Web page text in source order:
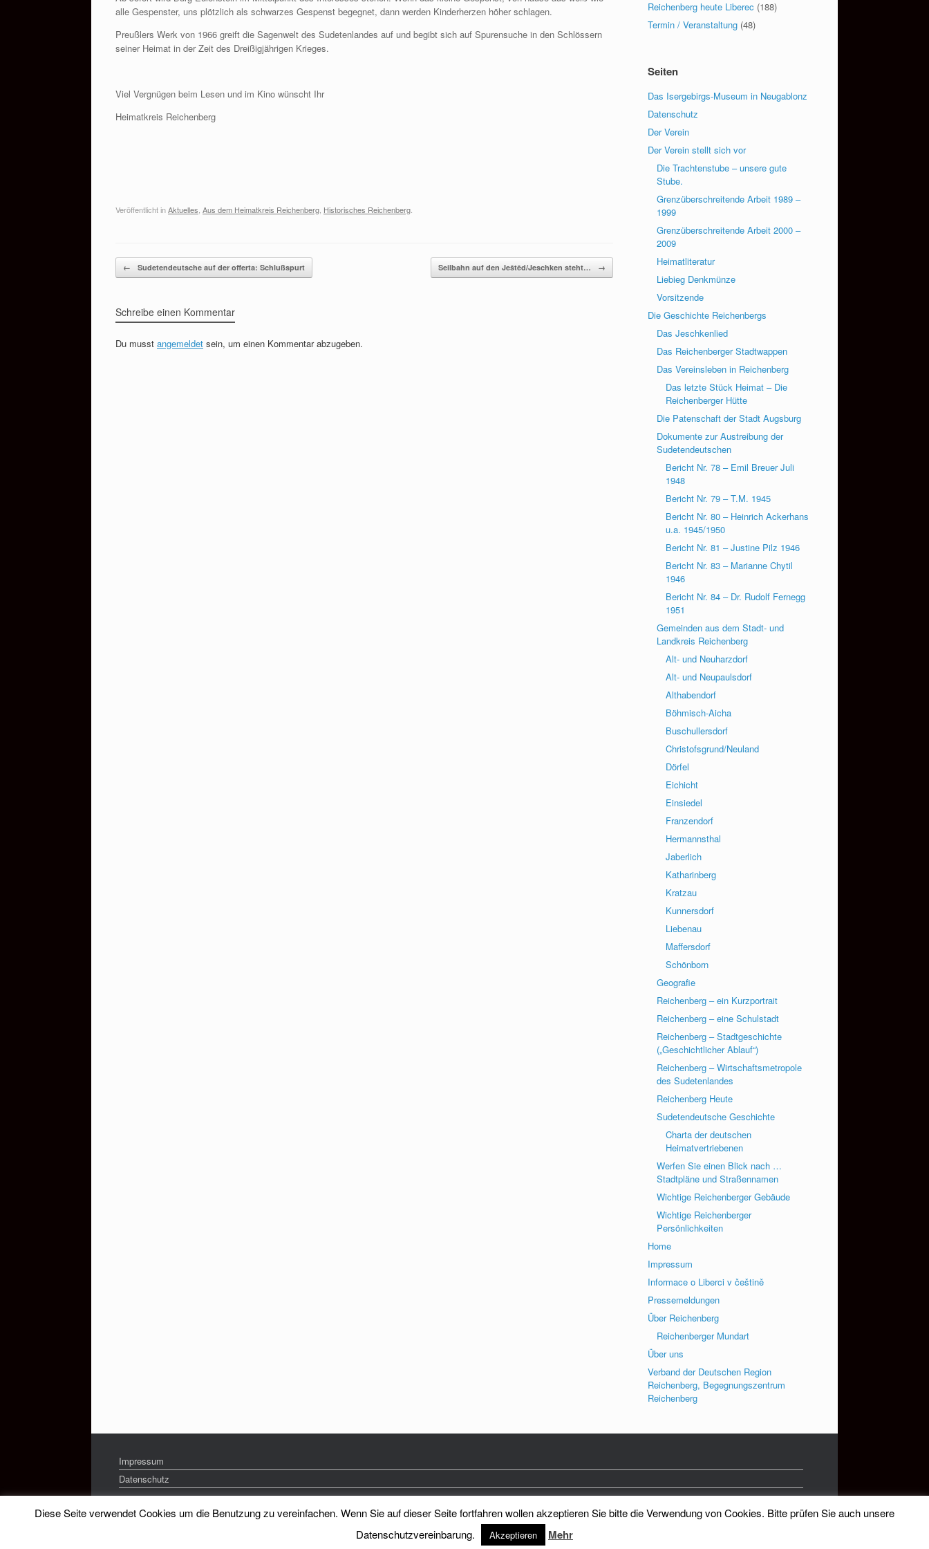
alle Gespenster, uns plötzlich als schwarzes Gespenst begegnet, dann werden Kinderherzen höher schlagen.
Preußlers Werk von 1966 greift die Sagenwelt des Sudetenlandes auf und begibt sich auf Spurensuche in den Schlössern
seiner Heimat in der Zeit des Dreißigjährigen Krieges.
Viel Vergnügen beim Lesen und im Kino wünscht Ihr
Heimatkreis Reichenberg
Veröffentlicht inAktuelles Aus dem Heimatkreis Reichenberg Historisches Reichenberg
Beitragsnavigation
← Sudetendeutsche auf der offerta: Schlußspurt Seilbahn auf den Ještěd/Jeschken steht… →
Schreibe einen Kommentar
Du musst angemeldet sein, um einen Kommentar abzugeben.
Reichenberg heute Liberec (188)
Termin / Veranstaltung (48)
Seiten
Das Isergebirgs-Museum in Neugablonz
Datenschutz
Der Verein
Der Verein stellt sich vor
Die Trachtenstube – unsere gute
Stube.
Grenzüberschreitende Arbeit 1989 –
1999
Grenzüberschreitende Arbeit 2000 –
2009
Heimatliteratur
Liebieg Denkmünze
Vorsitzende
Die Geschichte Reichenbergs
Das Jeschkenlied
Das Reichenberger Stadtwappen
Das Vereinsleben in Reichenberg
Das letzte Stück Heimat – Die
Reichenberger Hütte
Die Patenschaft der Stadt Augsburg
Dokumente zur Austreibung der
Sudetendeutschen
Bericht Nr. 78 – Emil Breuer Juli
1948
Bericht Nr. 79 – T.M. 1945
Bericht Nr. 80 – Heinrich Ackerhans
u.a. 1945/1950
Bericht Nr. 81 – Justine Pilz 1946
Bericht Nr. 83 – Marianne Chytil
1946
Bericht Nr. 84 – Dr. Rudolf Fernegg
1951
Gemeinden aus dem Stadt- und
Landkreis Reichenberg
Alt- und Neuharzdorf
Alt- und Neupaulsdorf
Althabendorf
Böhmisch-Aicha
Buschullersdorf
Christofsgrund/Neuland
Dörfel
Eichicht
Einsiedel
Franzendorf
Hermannsthal
Jaberlich
Katharinberg
Kratzau
Kunnersdorf
Liebenau
Maffersdorf
Schönborn
Geografie
Reichenberg – ein Kurzportrait
Reichenberg – eine Schulstadt
Reichenberg – Stadtgeschichte
(„Geschichtlicher Ablauf“)
Reichenberg – Wirtschaftsmetropole
des Sudetenlandes
Reichenberg Heute
Sudetendeutsche Geschichte
Charta der deutschen
Heimatvertriebenen
Werfen Sie einen Blick nach …
Stadtpläne und Straßennamen
Wichtige Reichenberger Gebäude
Wichtige Reichenberger
Persönlichkeiten
Home
Impressum
Informace o Liberci v češtině
Pressemeldungen
Über Reichenberg
Reichenberger Mundart
Über uns
Verband der Deutschen Region
Reichenberg, Begegnungszentrum
Reichenberg
Impressum
Datenschutz
Heimatkreis Reichenberg Stadt und Land e.V. Theme bySiteOrigin
Diese Seite verwendet Cookies um die Benutzung zu vereinfachen. Wenn Sie auf dieser Seite fortfahren wollen akzeptieren Sie bitte die Verwendung von Cookies. Bitte prüfen Sie auch unsere
Datenschutzvereinbarung.
Akzeptieren Mehr